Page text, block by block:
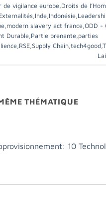
de vigilance europe Droits de
Inde Indonésie
modern slavery act france ODD -
Durable Partie prenante parties
RSE Supply Chain tech4good
THÉMATIQUE
10